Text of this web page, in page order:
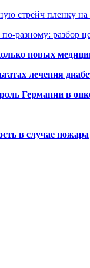
стрейч пленку на
разному: разбор
новых
лечения
Германии в
в случае пожара